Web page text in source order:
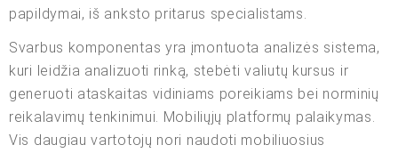
papildymai, iš anksto pritarus specialistams.
Svarbus komponentas yra įmontuota analizės sistema,
kuri leidžia analizuoti rinką, stebėti valiutų kursus ir
generuoti ataskaitas vidiniams poreikiams bei norminių
reikalavimų tenkinimui. Mobiliųjų platformų palaikymas.
Vis daugiau vartotojų nori naudoti mobiliuosius